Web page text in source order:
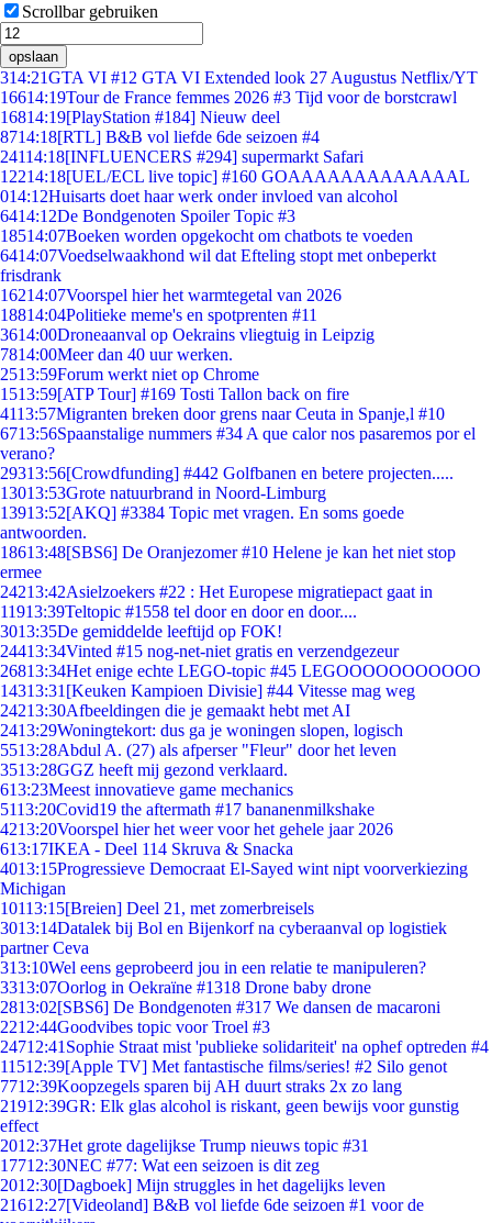
Scrollbar gebruiken
opslaan
314:21GTA VI #12 GTA VI Extended look 27 Augustus Netflix/YT
16614:19Tour de France femmes 2026 #3 Tijd voor de borstcrawl
16814:19[PlayStation #184] Nieuw deel
8714:18[RTL] B&B vol liefde 6de seizoen #4
24114:18[INFLUENCERS #294] supermarkt Safari
12214:18[UEL/ECL live topic] #160 GOAAAAAAAAAAAAAL
014:12Huisarts doet haar werk onder invloed van alcohol
6414:12De Bondgenoten Spoiler Topic #3
18514:07Boeken worden opgekocht om chatbots te voeden
6414:07Voedselwaakhond wil dat Efteling stopt met onbeperkt
frisdrank
16214:07Voorspel hier het warmtegetal van 2026
18814:04Politieke meme's en spotprenten #11
3614:00Droneaanval op Oekrains vliegtuig in Leipzig
7814:00Meer dan 40 uur werken.
2513:59Forum werkt niet op Chrome
1513:59[ATP Tour] #169 Tosti Tallon back on fire
4113:57Migranten breken door grens naar Ceuta in Spanje,l #10
6713:56Spaanstalige nummers #34 A que calor nos pasaremos por el
verano?
29313:56[Crowdfunding] #442 Golfbanen en betere projecten.....
13013:53Grote natuurbrand in Noord-Limburg
13913:52[AKQ] #3384 Topic met vragen. En soms goede
antwoorden.
18613:48[SBS6] De Oranjezomer #10 Helene je kan het niet stop
ermee
24213:42Asielzoekers #22 : Het Europese migratiepact gaat in
11913:39Teltopic #1558 tel door en door en door....
3013:35De gemiddelde leeftijd op FOK!
24413:34Vinted #15 nog-net-niet gratis en verzendgezeur
26813:34Het enige echte LEGO-topic #45 LEGOOOOOOOOOOO
14313:31 [Keuken Kampioen Divisie] #44 Vitesse mag weg
24213:30Afbeeldingen die je gemaakt hebt met AI
2413:29Woningtekort: dus ga je woningen slopen, logisch
5513:28Abdul A. (27) als afperser "Fleur" door het leven
3513:28GGZ heeft mij gezond verklaard.
613:23Meest innovatieve game mechanics
5113:20Covid19 the aftermath #17 bananenmilkshake
4213:20Voorspel hier het weer voor het gehele jaar 2026
613:17IKEA - Deel 114 Skruva & Snacka
4013:15Progressieve Democraat El-Sayed wint nipt voorverkiezing
Michigan
10113:15[Breien] Deel 21, met zomerbreisels
3013:14Datalek bij Bol en Bijenkorf na cyberaanval op logistiek
partner Ceva
313:10Wel eens geprobeerd jou in een relatie te manipuleren?
3313:07Oorlog in Oekraïne #1318 Drone baby drone
2813:02[SBS6] De Bondgenoten #317 We dansen de macaroni
2212:44Goodvibes topic voor Troel #3
24712:41 Sophie Straat mist 'publieke solidariteit' na ophef optreden #4
11512:39[Apple TV] Met fantastische films/series! #2 Silo genot
7712:39Koopzegels sparen bij AH duurt straks 2x zo lang
21912:39GR: Elk glas alcohol is riskant, geen bewijs voor gunstig
effect
2012:37Het grote dagelijkse Trump nieuws topic #31
17712:30NEC #77: Wat een seizoen is dit zeg
2012:30[Dagboek] Mijn struggles in het dagelijks leven
21612:27[Videoland] B&B vol liefde 6de seizoen #1 voor de